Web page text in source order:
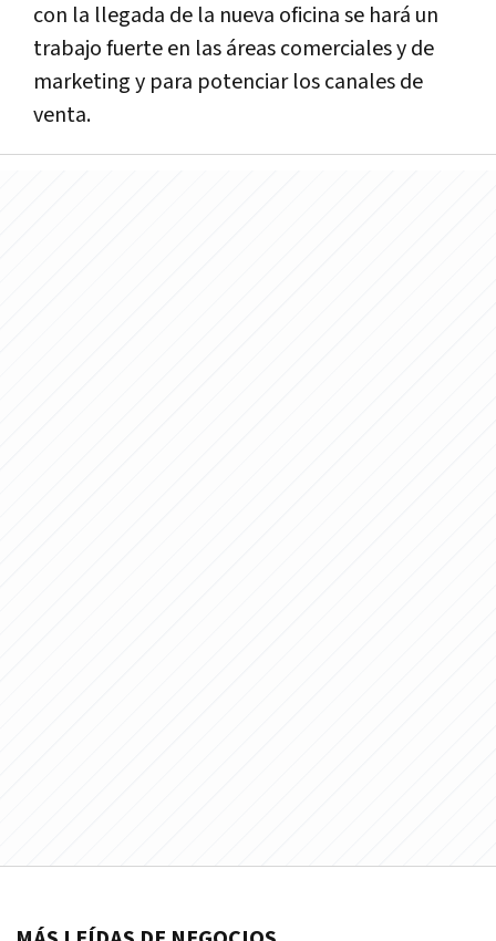
con la llegada de la nueva oficina se hará un
trabajo fuerte en las áreas comerciales y de
marketing y para potenciar los canales de
venta.